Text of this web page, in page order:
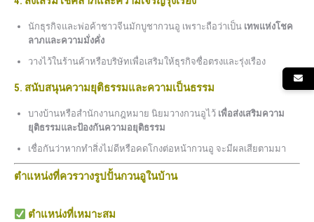
นักธุรกิจและพ่อค้าชาวจีนมักบูชากวนอู เพราะถือว่าเป็น เทพแห่งโชค
ลาภและความมั่งคั่ง
วางไว้ในร้านค้าหรือบริษัทเพื่อเสริมให้ธุรกิจซื่อตรงและรุ่งเรือง
5. สนับสนุนความยุติธรรมและความเป็นธรรม
บางบ้านหรือสำนักงานกฎหมาย นิยมวางกวนอูไว้ เพื่อส่งเสริมความ
ยุติธรรมและป้องกันความอยุติธรรม
เชื่อกันว่าหากทำสิ่งไม่ดีหรือคดโกงต่อหน้ากวนอู จะมีผลเสียตามมา
ตำแหน่งที่ควรวางรูปปั้นกวนอูในบ้าน
ตำแหน่งที่เหมาะสม